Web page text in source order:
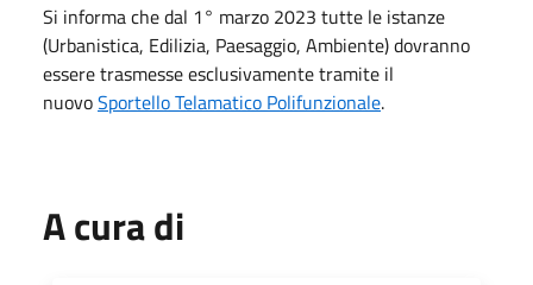
Si informa che dal 1° marzo 2023 tutte le istanze
(Urbanistica, Edilizia, Paesaggio, Ambiente) dovranno
essere trasmesse esclusivamente tramite il
nuovoSportello Telamatico Polifunzionale.
A cura di